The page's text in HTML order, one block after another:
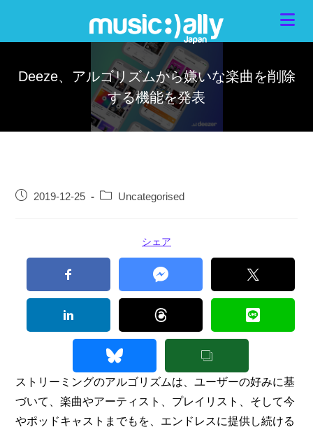
Deeze、アルゴリズムから嫌いな楽曲を削除
する機能を発表
2019-12-25 Uncategorised
シェア
ストリーミングのアルゴリズムは、ユーザーの好みに基
づいて、楽曲やアーティスト、プレイリスト、そして今
やポッドキャストまでもを、エンドレスに提供し続ける